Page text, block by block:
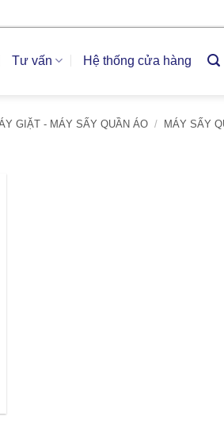
Tư vấn Hệ thống cửa hàng
GIẶT - MÁY SẤY QUẦN ÁO / MÁY SẤY